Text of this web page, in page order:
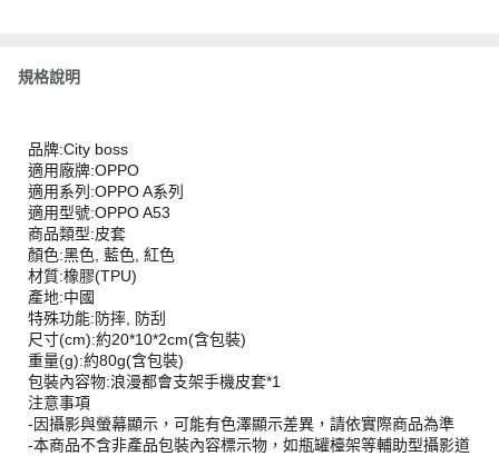
規格說明
品牌:City boss
適用廠牌:OPPO
適用系列:OPPO A系列
適用型號:OPPO A53
商品類型:皮套
顏色:黑色, 藍色, 紅色
材質:橡膠(TPU)
產地:中國
特殊功能:防摔, 防刮
尺寸(cm):約20*10*2cm(含包裝)
重量(g):約80g(含包裝)
包裝內容物:浪漫都會支架手機皮套*1
注意事項
-因攝影與螢幕顯示，可能有色澤顯示差異，請依實際商品為準
-本商品不含非產品包裝內容標示物，如瓶罐檯架等輔助型攝影道